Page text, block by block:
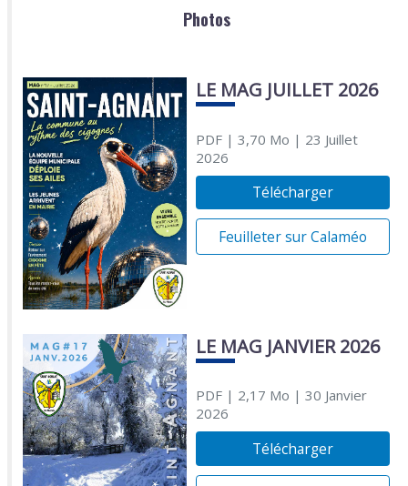
Photos
LE MAG JUILLET 2026
PDF| 3,70 Mo | 23 Juillet
2026
Télécharger
Feuilleter sur Calaméo
LE MAG JANVIER 2026
PDF| 2,17 Mo | 30 Janvier
2026
Télécharger